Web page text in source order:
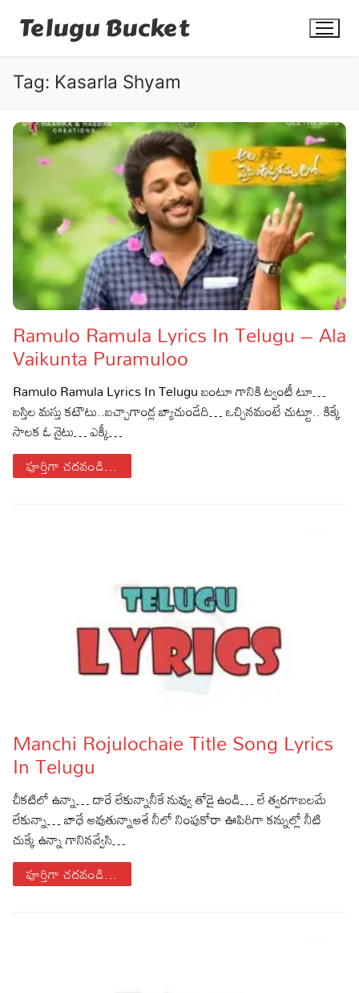
Telugu Bucket
Stories
Jokes
Health
More
Dialogues
Sports
Poetry
Lyrics
Devotional
Christianity
Lyrics in Hindi – Movie Songs
Lyrics in Tamil – Devotional Songs
Lyrics in Tamil – Movie Songs
Kannada
Lyrics in Kannada – Movie Songs
Contact
Gallery*
Tag: Kasarla Shyam
Ramulo Ramula Lyrics In Telugu – Ala
Vaikunta Puramuloo
Ramulo Ramula Lyrics In Telugu బంటూ గానికి ట్వంటీ టూ…
బస్తిల మస్తు కటౌటు..బచ్చాగాండ్ల బ్యాచుండేది… ఒచ్చినమంటే చుట్టూ.. కిక్కే
సాలక ఓ నైటు… ఎక్కీ…
పూర్తిగా చదవండి...
Manchi Rojulochaie Title Song Lyrics
In Telugu
చీకటిలో ఉన్నా… దారే లేకున్నానీకే నువ్వు తోడై ఉండి… లే త్వరగాబలమే
లేకున్నా… బాధే అవుతున్నాఆశే నీలో నింపుకోరా ఊపిరిగా కన్నుల్లో నీటి
చుక్కే ఉన్నా గానినవ్వేసి…
పూర్తిగా చదవండి...